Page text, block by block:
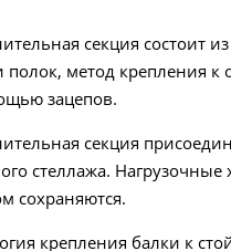
секция состоит
полок, метод крепления к
зацепов.
секция
стеллажа. Нагрузочные
сохраняются.
крепления балки к